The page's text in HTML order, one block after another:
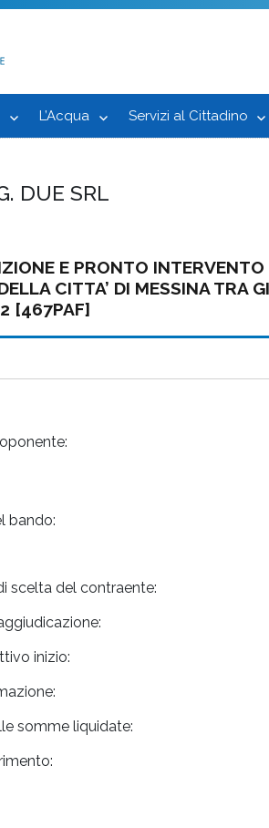
L’Acqua Servizi al Cittadino
DUE SRL
E PRONTO
CITTA’ DI MESSINA TRA
[467PAF]
bando:
scelta del contraente:
inizio:
somme liquidate: